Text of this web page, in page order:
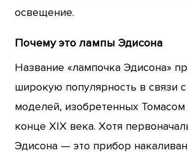
освещение.
Почему это лампы Эдисона
Название «лампочка Эдисона»
широкую популярность в связи
моделей, изобретенных
конце XIX века. Хотя
Эдисона — это прибор